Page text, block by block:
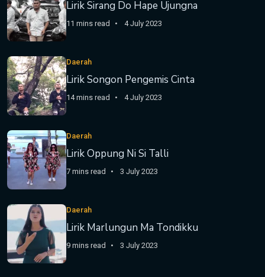
Lirik Sirang Do Hape Ujungna
11 mins read 4 July 2023
Daerah
Lirik Songon Pengemis Cinta
14 mins read 4 July 2023
Daerah
Lirik Oppung Ni Si Talli
7 mins read 3 July 2023
Daerah
Lirik Marlungun Ma Tondikku
9 mins read 3 July 2023